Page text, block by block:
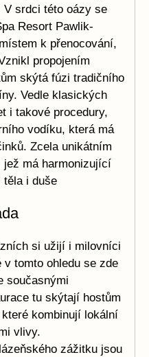
V srdci této oázy se
Resort Pawlik-
k přenocování,
propojením
skýtá fúzi tradičního
Vedle klasických
i takové procedury,
vodíku, která má
Zcela unikátním
jež má harmonizující
těla i duše
si užijí i milovníci
v tomto ohledu se zde
současnými
tu skýtají hostům
kombinují lokální
vlivy.
zážitku jsou